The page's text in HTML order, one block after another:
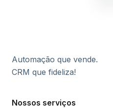
Automação que vende.
CRM que fideliza!
Nossos serviços